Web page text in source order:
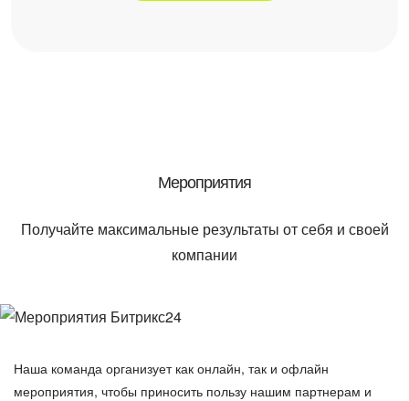
Мероприятия
Получайте максимальные результаты от себя и своей
компании
Наша команда организует как онлайн, так и офлайн
мероприятия, чтобы приносить пользу нашим партнерам и